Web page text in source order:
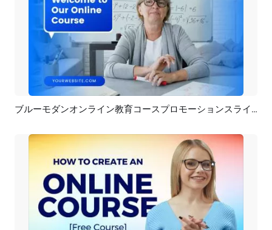
プレビュー AI再生成 ブルーモダンオンライン教育コースプロモーションスライドショー